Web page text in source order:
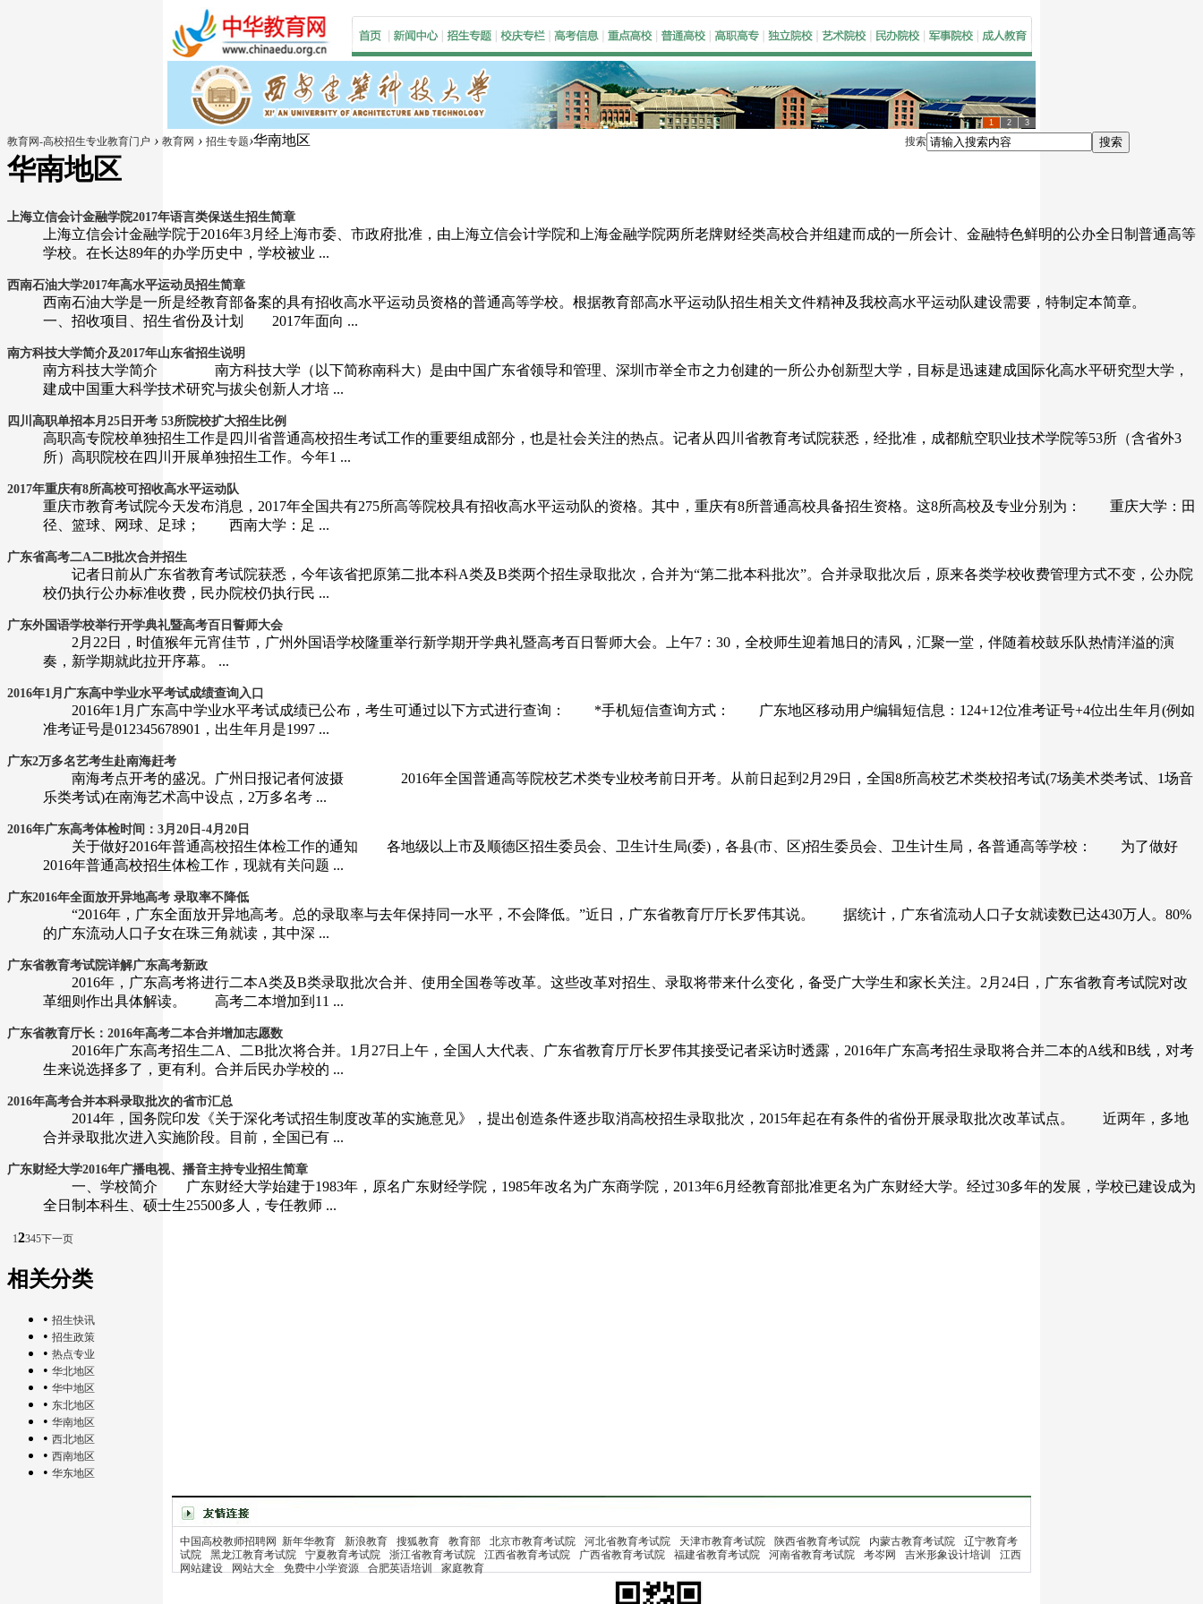
1 2 3
搜索 搜索
教育网-高校招生专业教育门户 › 教育网 › 招生专题›华南地区
华南地区
上海立信会计金融学院2017年语言类保送生招生简章
上海立信会计金融学院于2016年3月经上海市委、市政府批准，由上海立信会计学院和上海金融学院两所老牌财经类高校合并组建而成的一所会计、金融特色鲜明的公办全日制普通高等
学校。在长达89年的办学历史中，学校被业 ...
西南石油大学2017年高水平运动员招生简章
西南石油大学是一所是经教育部备案的具有招收高水平运动员资格的普通高等学校。根据教育部高水平运动队招生相关文件精神及我校高水平运动队建设需要，特制定本简章。
一、招收项目、招生省份及计划 2017年面向 ...
南方科技大学简介及2017年山东省招生说明
南方科技大学简介 南方科技大学（以下简称南科大）是由中国广东省领导和管理、深圳市举全市之力创建的一所公办创新型大学，目标是迅速建成国际化高水平研究型大学，
建成中国重大科学技术研究与拔尖创新人才培 ...
四川高职单招本月25日开考 53所院校扩大招生比例
高职高专院校单独招生工作是四川省普通高校招生考试工作的重要组成部分，也是社会关注的热点。记者从四川省教育考试院获悉，经批准，成都航空职业技术学院等53所（含省外3
所）高职院校在四川开展单独招生工作。今年1 ...
2017年重庆有8所高校可招收高水平运动队
重庆市教育考试院今天发布消息，2017年全国共有275所高等院校具有招收高水平运动队的资格。其中，重庆有8所普通高校具备招生资格。这8所高校及专业分别为： 重庆大学：田
径、篮球、网球、足球； 西南大学：足 ...
广东省高考二A二B批次合并招生
记者日前从广东省教育考试院获悉，今年该省把原第二批本科A类及B类两个招生录取批次，合并为“第二批本科批次”。合并录取批次后，原来各类学校收费管理方式不变，公办院
校仍执行公办标准收费，民办院校仍执行民 ...
广东外国语学校举行开学典礼暨高考百日誓师大会
2月22日，时值猴年元宵佳节，广州外国语学校隆重举行新学期开学典礼暨高考百日誓师大会。上午7：30，全校师生迎着旭日的清风，汇聚一堂，伴随着校鼓乐队热情洋溢的演
奏，新学期就此拉开序幕。 ...
2016年1月广东高中学业水平考试成绩查询入口
2016年1月广东高中学业水平考试成绩已公布，考生可通过以下方式进行查询： *手机短信查询方式： 广东地区移动用户编辑短信息：124+12位准考证号+4位出生年月(例如
准考证号是012345678901，出生年月是1997 ...
广东2万多名艺考生赴南海赶考
南海考点开考的盛况。广州日报记者何波摄 2016年全国普通高等院校艺术类专业校考前日开考。从前日起到2月29日，全国8所高校艺术类校招考试(7场美术类考试、1场音
乐类考试)在南海艺术高中设点，2万多名考 ...
2016年广东高考体检时间：3月20日-4月20日
关于做好2016年普通高校招生体检工作的通知 各地级以上市及顺德区招生委员会、卫生计生局(委)，各县(市、区)招生委员会、卫生计生局，各普通高等学校： 为了做好
2016年普通高校招生体检工作，现就有关问题 ...
广东2016年全面放开异地高考 录取率不降低
“2016年，广东全面放开异地高考。总的录取率与去年保持同一水平，不会降低。”近日，广东省教育厅厅长罗伟其说。 据统计，广东省流动人口子女就读数已达430万人。80%
的广东流动人口子女在珠三角就读，其中深 ...
广东省教育考试院详解广东高考新政
2016年，广东高考将进行二本A类及B类录取批次合并、使用全国卷等改革。这些改革对招生、录取将带来什么变化，备受广大学生和家长关注。2月24日，广东省教育考试院对改
革细则作出具体解读。 高考二本增加到11 ...
广东省教育厅长：2016年高考二本合并增加志愿数
2016年广东高考招生二A、二B批次将合并。1月27日上午，全国人大代表、广东省教育厅厅长罗伟其接受记者采访时透露，2016年广东高考招生录取将合并二本的A线和B线，对考
生来说选择多了，更有利。合并后民办学校的 ...
2016年高考合并本科录取批次的省市汇总
2014年，国务院印发《关于深化考试招生制度改革的实施意见》，提出创造条件逐步取消高校招生录取批次，2015年起在有条件的省份开展录取批次改革试点。 近两年，多地
合并录取批次进入实施阶段。目前，全国已有 ...
广东财经大学2016年广播电视、播音主持专业招生简章
一、学校简介 广东财经大学始建于1983年，原名广东财经学院，1985年改名为广东商学院，2013年6月经教育部批准更名为广东财经大学。经过30多年的发展，学校已建设成为
全日制本科生、硕士生25500多人，专任教师 ...
12345下一页
相关分类
• 招生快讯
• 招生政策
• 热点专业
• 华北地区
• 华中地区
• 东北地区
• 华南地区
• 西北地区
• 西南地区
• 华东地区
中国高校教师招聘网 新年华教育 新浪教育 搜狐教育 教育部 北京市教育考试院 河北省教育考试院 天津市教育考试院 陕西省教育考试院 内蒙古教育考试院
辽宁教育考
试院
黑龙江教育考试院 宁夏教育考试院 浙江省教育考试院 江西省教育考试院 广西省教育考试院 福建省教育考试院 河南省教育考试院 考岑网 吉米形象设计培训
江西
网站建设
网站大全 免费中小学资源 合肥英语培训 家庭教育